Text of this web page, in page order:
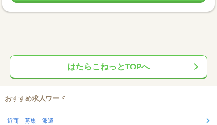
はたらこねっとTOPへ
おすすめ求人ワード
近商 募集 派遣